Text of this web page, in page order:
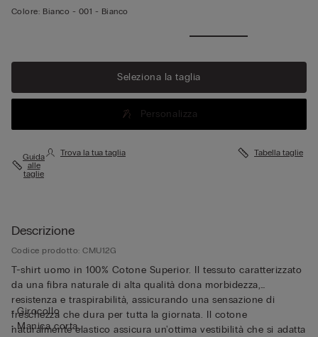
Colore: Bianco - 001 - Bianco
Seleziona la taglia
Personalizza
Guida
alle
taglie
Trova la tua taglia Tabella taglie
Descrizione
Codice prodotto: CMU12G
T-shirt uomo in 100% Cotone Superior. Il tessuto caratterizzato
da una fibra naturale di alta qualità dona morbidezza,
resistenza e traspirabilità, assicurando una sensazione di
freschezza che dura per tutta la giornata. Il cotone
naturalmente elastico assicura un'ottima vestibilità che si adatta
• Girocollo
• Manica corta